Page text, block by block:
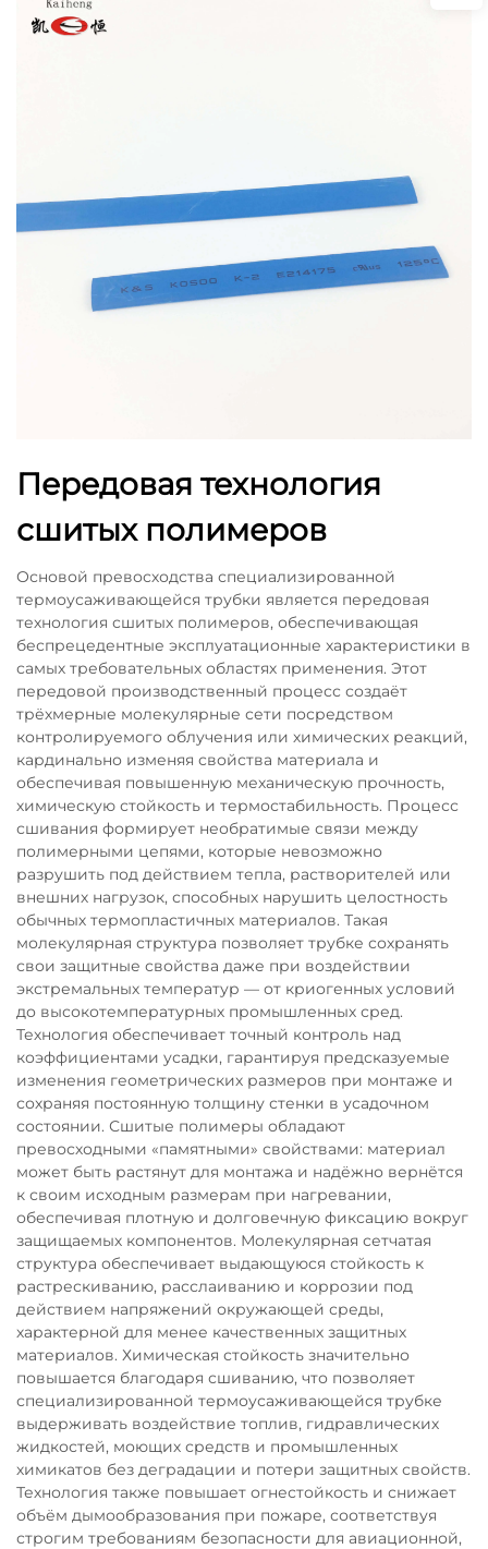
Передовая технология
сшитых полимеров
Основой превосходства специализированной
термоусаживающейся трубки является передовая
технология сшитых полимеров, обеспечивающая
беспрецедентные эксплуатационные характеристики в
самых требовательных областях применения. Этот
передовой производственный процесс создаёт
трёхмерные молекулярные сети посредством
контролируемого облучения или химических реакций,
кардинально изменяя свойства материала и
обеспечивая повышенную механическую прочность,
химическую стойкость и термостабильность. Процесс
сшивания формирует необратимые связи между
полимерными цепями, которые невозможно
разрушить под действием тепла, растворителей или
внешних нагрузок, способных нарушить целостность
обычных термопластичных материалов. Такая
молекулярная структура позволяет трубке сохранять
свои защитные свойства даже при воздействии
экстремальных температур — от криогенных условий
до высокотемпературных промышленных сред.
Технология обеспечивает точный контроль над
коэффициентами усадки, гарантируя предсказуемые
изменения геометрических размеров при монтаже и
сохраняя постоянную толщину стенки в усадочном
состоянии. Сшитые полимеры обладают
превосходными «памятными» свойствами: материал
может быть растянут для монтажа и надёжно вернётся
к своим исходным размерам при нагревании,
обеспечивая плотную и долговечную фиксацию вокруг
защищаемых компонентов. Молекулярная сетчатая
структура обеспечивает выдающуюся стойкость к
растрескиванию, расслаиванию и коррозии под
действием напряжений окружающей среды,
характерной для менее качественных защитных
материалов. Химическая стойкость значительно
повышается благодаря сшиванию, что позволяет
специализированной термоусаживающейся трубке
выдерживать воздействие топлив, гидравлических
жидкостей, моющих средств и промышленных
химикатов без деградации и потери защитных свойств.
Технология также повышает огнестойкость и снижает
объём дымообразования при пожаре, соответствуя
строгим требованиям безопасности для авиационной,